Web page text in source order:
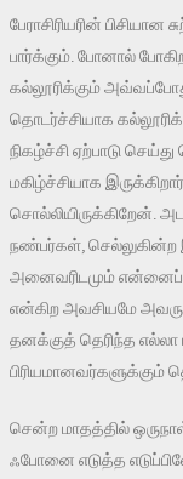
பேராசிரியரின்
பார்க்கும். போனால்
கல்லூரிக்கும்
தொடர்ச்சியாக
நிகழ்ச்சி ஏற்பாடு
மகிழ்ச்சியாக
சொல்லியிருக்கிறேன்.
நண்பர்கள், செல்லுகின்ற
அனைவரிடமும் என்னைப்
என்கிற அவசியமே
தனக்குத் தெரிந்த
பிரியமானவர்களுக்கும்
சென்ற மாதத்தில்
ஃபோனை எடுத்த